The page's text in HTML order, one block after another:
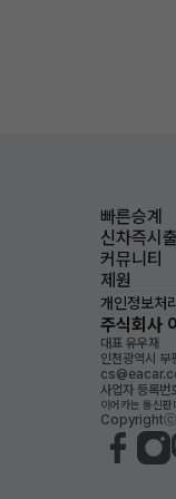
빠른승계
신차즉시
커뮤니티
제원
개인정보처
주식회사
대표 유우재
인천광역시
사업자 등
이어카는 통신
Copyrightⓒ